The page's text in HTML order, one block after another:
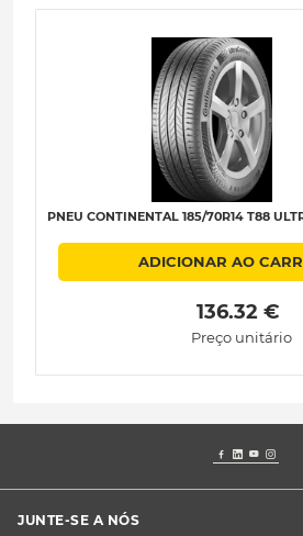
PNEU CONTINENTAL 185/70R14 T88
ADICIONAR AO
136.32 €
Preço unitário
JUNTE-SE A NÓS